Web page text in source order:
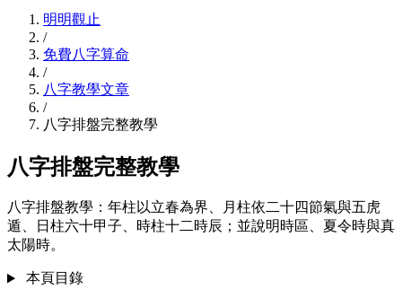
明明觀止
/
免費八字算命
/
八字教學文章
/
八字排盤完整教學
八字排盤完整教學
八字排盤教學：年柱以立春為界、月柱依二十四節氣與五虎
遁、日柱六十甲子、時柱十二時辰；並說明時區、夏令時與真
太陽時。
本頁目錄